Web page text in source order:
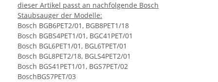
dieser Artikel passt an nachfolgende Bosch
Staubsauger der Modelle:
Bosch BGB6PET2/01, BGB8PET1/18
Bosch BGBS4PET1/01, BGC41PET/01
Bosch BGL6PET1/01, BGL6TPET/01
Bosch BGL8PET2/18, BGLS4PET2/01
Bosch BGS41PET1/01, BGS7PET/02
BoschBGS7PET/03